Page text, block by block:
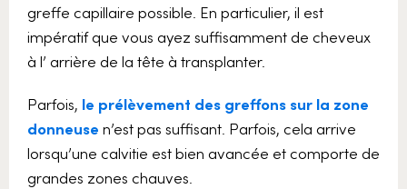
greffe capillaire possible. En particulier, il est
impératif que vous ayez suffisamment de cheveux
à l’ arrière de la tête à transplanter.
Parfois, le prélèvement des greffons sur la zone
donneuse n’est pas suffisant. Parfois, cela arrive
lorsqu’une calvitie est bien avancée et comporte de
grandes zones chauves.